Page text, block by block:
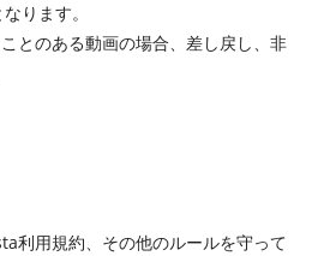
ります。
とのある動画の場合、差し戻し、非
利用規約、その他のルールを守って